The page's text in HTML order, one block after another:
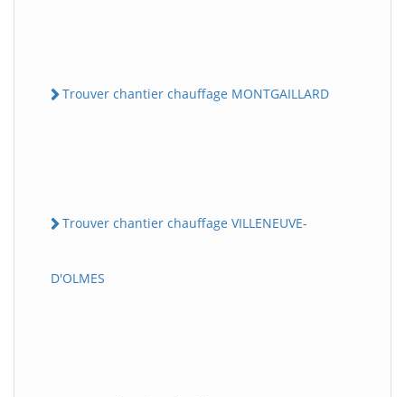
Trouver chantier chauffage MONTGAILLARD
Trouver chantier chauffage VILLENEUVE-
D'OLMES